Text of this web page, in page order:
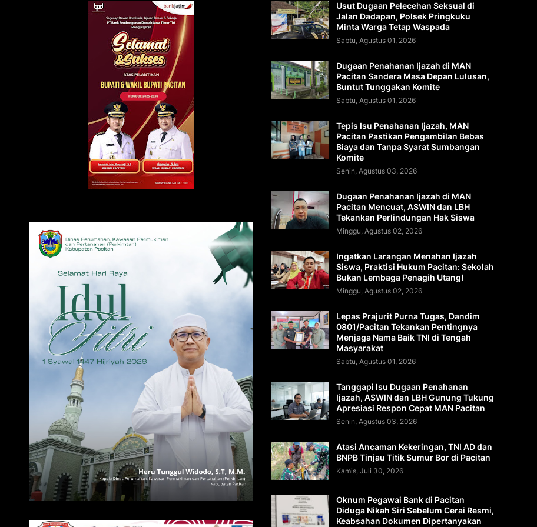
Usut Dugaan Pelecehan Seksual di
Jalan Dadapan, Polsek Pringkuku
Minta Warga Tetap Waspada
Sabtu, Agustus 01, 2026
Dugaan Penahanan Ijazah di MAN
Pacitan Sandera Masa Depan Lulusan,
Buntut Tunggakan Komite
Sabtu, Agustus 01, 2026
Tepis Isu Penahanan Ijazah, MAN
Pacitan Pastikan Pengambilan Bebas
Biaya dan Tanpa Syarat Sumbangan
Komite
Senin, Agustus 03, 2026
Dugaan Penahanan Ijazah di MAN
Pacitan Mencuat, ASWIN dan LBH
Tekankan Perlindungan Hak Siswa
Minggu, Agustus 02, 2026
Ingatkan Larangan Menahan Ijazah
Siswa, Praktisi Hukum Pacitan: Sekolah
Bukan Lembaga Penagih Utang!
Minggu, Agustus 02, 2026
Lepas Prajurit Purna Tugas, Dandim
0801/Pacitan Tekankan Pentingnya
Menjaga Nama Baik TNI di Tengah
Masyarakat
Sabtu, Agustus 01, 2026
Tanggapi Isu Dugaan Penahanan
Ijazah, ASWIN dan LBH Gunung Tukung
Apresiasi Respon Cepat MAN Pacitan
Senin, Agustus 03, 2026
Atasi Ancaman Kekeringan, TNI AD dan
BNPB Tinjau Titik Sumur Bor di Pacitan
Kamis, Juli 30, 2026
Oknum Pegawai Bank di Pacitan
Diduga Nikah Siri Sebelum Cerai Resmi,
Keabsahan Dokumen Dipertanyakan